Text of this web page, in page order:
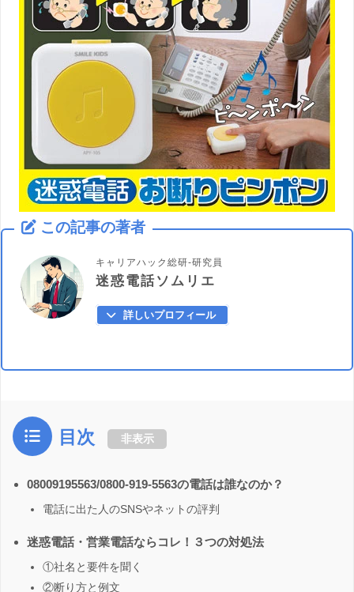
この記事の著者
キャリアハック総研-研究員
迷惑電話ソムリエ
詳しいプロフィール
目次 非表示
08009195563/0800-919-5563の電話は誰なのか？
電話に出た人のSNSやネットの評判
迷惑電話・営業電話ならコレ！３つの対処法
①社名と要件を聞く
②断り方と例文